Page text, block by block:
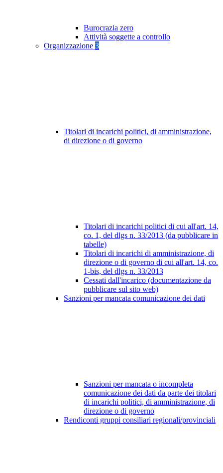
Burocrazia zero
Attività soggette a controllo
Organizzazione 3
Titolari di incarichi politici, di amministrazione,
di direzione o di governo
Titolari di incarichi politici di cui all'art. 14,
co. 1, del dlgs n. 33/2013 (da pubblicare in
tabelle)
Titolari di incarichi di amministrazione, di
direzione o di governo di cui all'art. 14, co.
1-bis, del dlgs n. 33/2013
Cessati dall'incarico (documentazione da
pubblicare sul sito web)
Sanzioni per mancata comunicazione dei dati
Sanzioni per mancata o incompleta
comunicazione dei dati da parte dei titolari
di incarichi politici, di amministrazione, di
direzione o di governo
Rendiconti gruppi consiliari regionali/provinciali